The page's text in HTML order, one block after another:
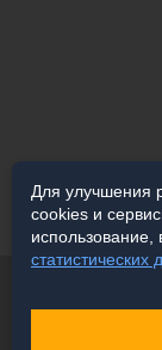
Для улучшения
cookies и